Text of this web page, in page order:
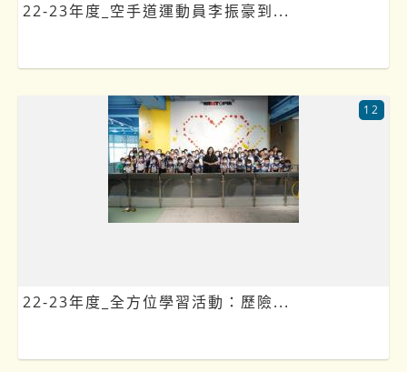
22-23年度_空手道運動員李振豪到...
22-23年度_全方位學習活動：歷險...
12